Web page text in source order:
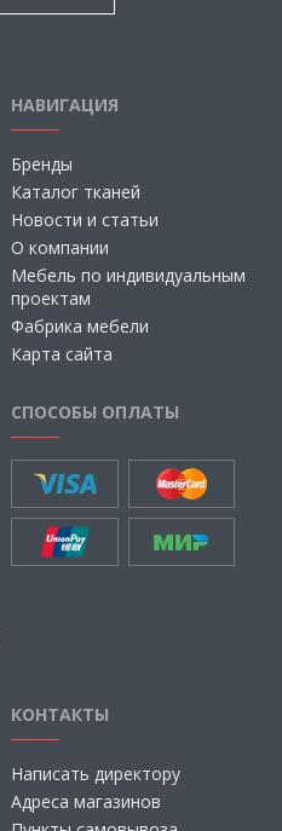
НАВИГАЦИЯ
Бренды
Каталог тканей
Новости и статьи
О компании
Мебель по индивидуальным
проектам
Фабрика мебели
Карта сайта
СПОСОБЫ ОПЛАТЫ
КОНТАКТЫ
Написать директору
Адреса магазинов